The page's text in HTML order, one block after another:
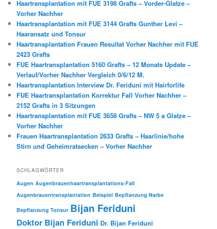
Haartransplantation mit FUE 3198 Grafts – Vorder-Glatze –
Vorher Nachher
Haartransplantation mit FUE 3144 Grafts Gunther Levi –
Haaransatz und Tonsur
Haartransplantation Frauen Resultat Vorher Nachher mit FUE
2423 Grafts
FUE Haartransplantation 5160 Grafts – 12 Monats Update –
Verlauf/Vorher Nachher Vergleich 0/6/12 M.
Haartransplantation Interview Dr. Feriduni mit Hairforlife
FUE Haartransplantation Korrektur Fall Vorher Nachher –
2152 Grafts in 3 Sitzungen
Haartransplantation mit FUE 3658 Grafts – NW 5 a Glatze –
Vorher Nachher
Frauen Haartransplantation 2633 Grafts – Haarlinie/hohe
Stirn und Geheimratsecken – Vorher Nachher
SCHLAGWÖRTER
Augen Augenbrauenhaartransplantations-Fall
Augenbrauentransplantation Beispiel Bepflanzung Narbe
Bepflanzung Tonsur Bijan Feriduni
Doktor Bijan Feriduni Dr. Bijan Feriduni